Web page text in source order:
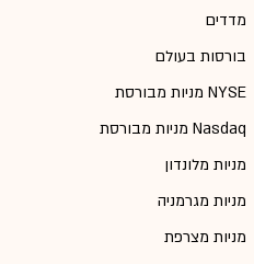
מדדים
בורסות בעולם
מניות מבורסת NYSE
מניות מבורסת Nasdaq
מניות מלונדון
מניות מגרמניה
מניות מצרפת